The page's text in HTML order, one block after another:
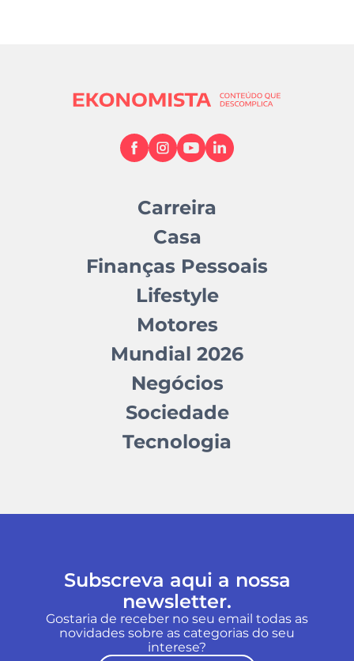
Carreira
Casa
Finanças Pessoais
Lifestyle
Motores
Mundial 2026
Negócios
Sociedade
Tecnologia
Subscreva aqui a nossa
newsletter.
Gostaria de receber no seu email todas as
novidades sobre as categorias do seu
interese?